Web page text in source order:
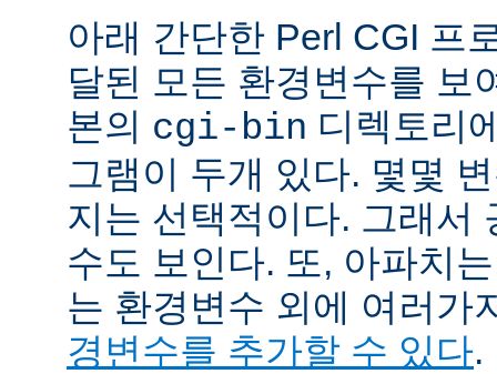
아래 간단한 Perl CGI 프
달된 모든 환경변수를 보
본의 cgi-bin 디렉토리
그램이 두개 있다. 몇몇
지는 선택적이다. 그래서
수도 보인다. 또, 아파치
는 환경변수 외에 여러가
경변수를 추가할 수 있다.